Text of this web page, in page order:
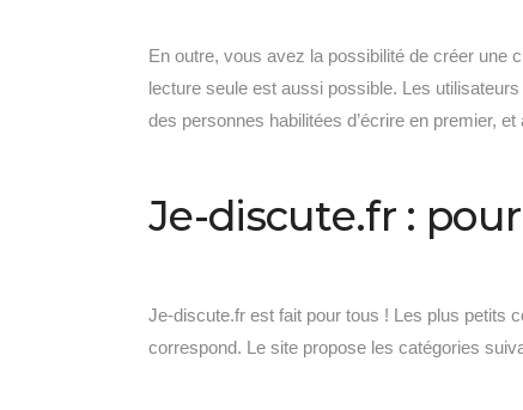
En outre, vous avez la possibilité de créer une
lecture seule est aussi possible. Les
des personnes habilitées d’écrire en premier,
Je-discute.fr :
Je-discute.fr est fait pour tous ! Les plus petits
correspond. Le site propose les catégories